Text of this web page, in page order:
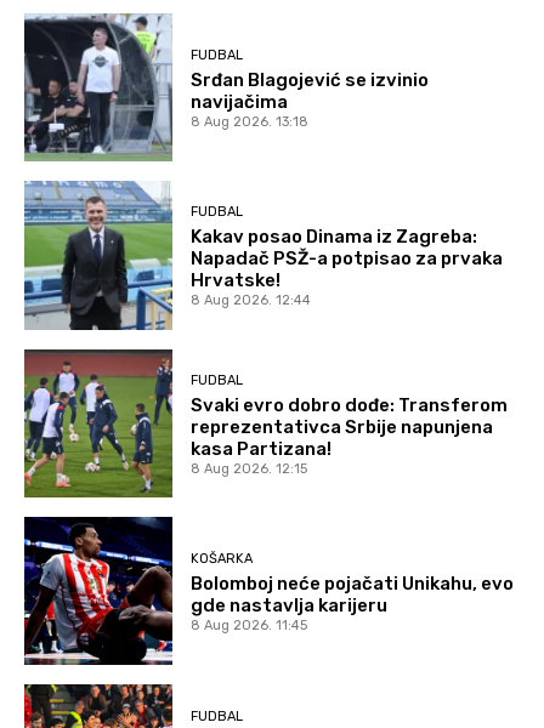
FUDBAL
Srđan Blagojević se izvinio
navijačima
8 Aug 2026. 13:18
FUDBAL
Kakav posao Dinama iz Zagreba:
Napadač PSŽ-a potpisao za prvaka
Hrvatske!
8 Aug 2026. 12:44
FUDBAL
Svaki evro dobro dođe: Transferom
reprezentativca Srbije napunjena
kasa Partizana!
8 Aug 2026. 12:15
KOŠARKA
Bolomboj neće pojačati Unikahu, evo
gde nastavlja karijeru
8 Aug 2026. 11:45
FUDBAL